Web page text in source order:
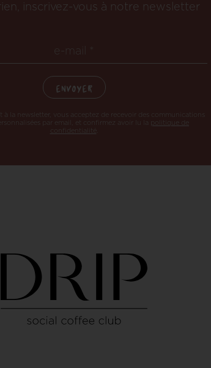
inscrivez-vous à notre newsletter
e-mail *
ENVOYER
à la newsletter, vous acceptez de recevoir des communications
par email, et confirmez avoir lu la politique de
confidentialité.